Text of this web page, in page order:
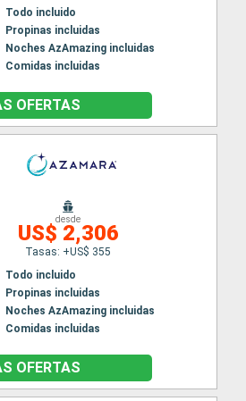
Todo incluido
Propinas incluidas
Noches AzAmazing incluidas
Comidas incluidas
OFERTAS
desde
US$ 2,306
Tasas: +US$ 355
Todo incluido
Propinas incluidas
Noches AzAmazing incluidas
Comidas incluidas
OFERTAS